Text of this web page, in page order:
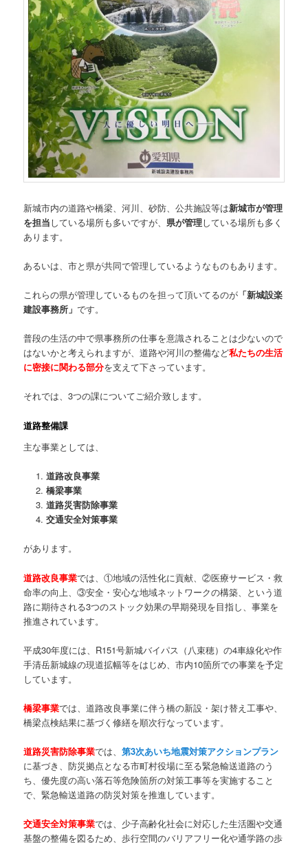
新城市内の道路や橋梁、河川、砂防、公共施設等は新城市が管理
を担当している場所も多いですが、県が管理している場所も多く
あります。
あるいは、市と県が共同で管理しているようなものもあります。
これらの県が管理しているものを担って頂いてるのが 「新城設楽
建設事務所」です。
普段の生活の中で県事務所の仕事を意識されることは少ないので
はないかと考えられますが、道路や河川の整備など私たちの生活
に密接に関わる部分を支えて下さっています。
それでは、3つの課についてご紹介致します。
道路整備課
主な事業としては、
道路改良事業
橋梁事業
道路災害防除事業
交通安全対策事業
があります。
道路改良事業では、①地域の活性化に貢献、②医療サービス・救
命率の向上、③安全・安心な地域ネットワークの構築、という道
路に期待される3つのストック効果の早期発現を目指し、事業を
推進されています。
平成30年度には、R151号新城バイパス（八束穂）の4車線化や作
手清岳新城線の現道拡幅等をはじめ、市内10箇所での事業を予定
しています。
橋梁事業では、道路改良事業に伴う橋の新設・架け替え工事や、
橋梁点検結果に基づく修繕を順次行なっています。
道路災害防除事業では、第3次あいち地震対策アクションプラン
に基づき、防災拠点となる市町村役場に至る緊急輸送道路のう
ち、優先度の高い落石等危険箇所の対策工事等を実施すること
で、緊急輸送道路の防災対策を推進しています。
交通安全対策事業では、少子高齢化社会に対応した生活圏や交通
基盤の整備を図るため、歩行空間のバリアフリー化や通学路の歩